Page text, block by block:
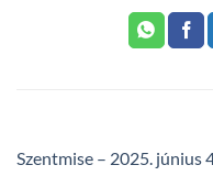
Szentmise – 2025. június